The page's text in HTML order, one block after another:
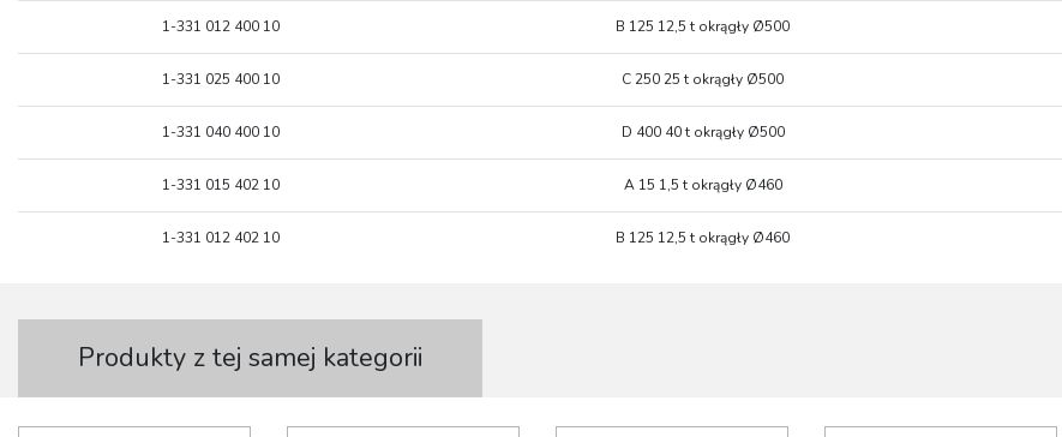
1-331 012 400 10 B 125 12,5 t okrągły Ø500
1-331 025 400 10 C 250 25 t okrągły Ø500
1-331 040 400 10 D 400 40 t okrągły Ø500
1-331 015 402 10 A 15 1,5 t okrągły Ø460
1-331 012 402 10 B 125 12,5 t okrągły Ø460
Produkty z tej samej kategorii